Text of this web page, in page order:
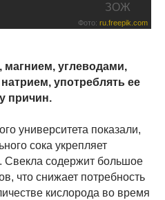
ЗОЖ
Фото: ru.freepik.com
магнием, углеводами,
употреблять ее
причин.
университета показали,
сока укрепляет
Свекла содержит большое
что снижает потребность
кислорода во время